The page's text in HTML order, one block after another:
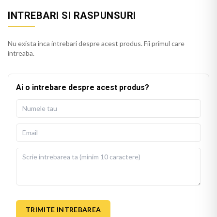
INTREBARI SI RASPUNSURI
Nu exista inca intrebari despre acest produs. Fii primul care
intreaba.
Ai o intrebare despre acest produs?
TRIMITE INTREBAREA